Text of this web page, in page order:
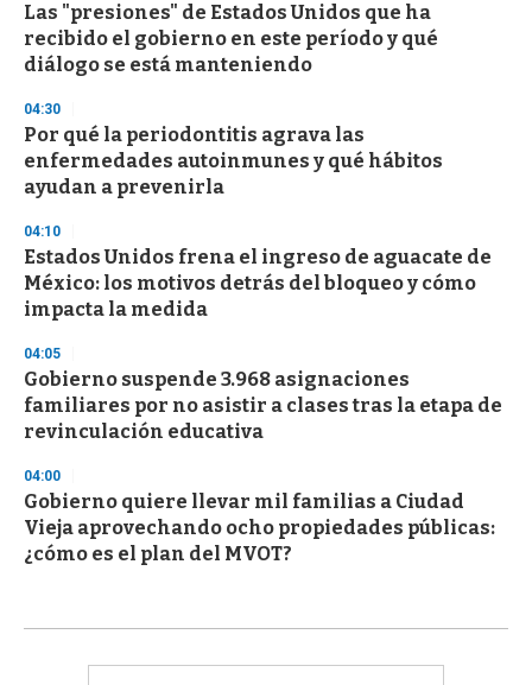
Las "presiones" de Estados Unidos que ha
recibido el gobierno en este período y qué
diálogo se está manteniendo
04:30
Por qué la periodontitis agrava las
enfermedades autoinmunes y qué hábitos
ayudan a prevenirla
04:10
Estados Unidos frena el ingreso de aguacate de
México: los motivos detrás del bloqueo y cómo
impacta la medida
04:05
Gobierno suspende 3.968 asignaciones
familiares por no asistir a clases tras la etapa de
revinculación educativa
04:00
Gobierno quiere llevar mil familias a Ciudad
Vieja aprovechando ocho propiedades públicas:
¿cómo es el plan del MVOT?